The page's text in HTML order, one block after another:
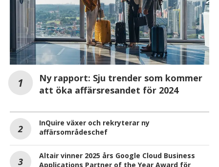
Ny rapport: Sju trender som kommer
att öka affärsresandet för 2024
InQuire växer och rekryterar ny
affärsområdeschef
Altair vinner 2025 års Google Cloud Business
Applications Partner of the Year Award för